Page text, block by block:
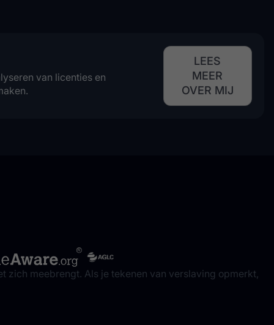
van licenties en
LEES
MEER
OVER MIJ
zich meebrengt. Als je tekenen van verslaving opmerkt,